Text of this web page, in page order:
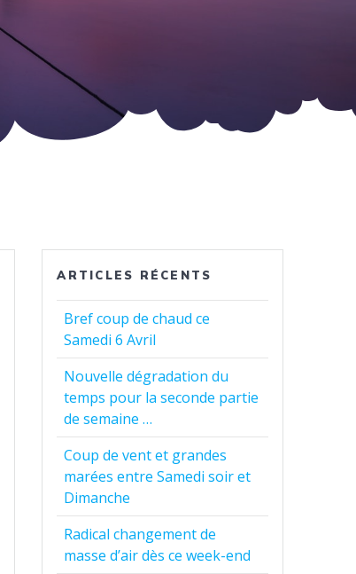
ARTICLES RÉCENTS
Bref coup de chaud ce
Samedi 6 Avril
Nouvelle dégradation du
temps pour la seconde partie
de semaine …
Coup de vent et grandes
marées entre Samedi soir et
Dimanche
Radical changement de
masse d’air dès ce week-end